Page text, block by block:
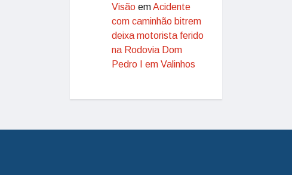
Visão emAcidente
com caminhão bitrem
deixa motorista ferido
na Rodovia Dom
Pedro I em Valinhos